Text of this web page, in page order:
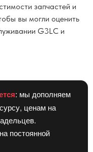
запчастей и
вы могли оценить
G3LC и
: мы дополняем
ценам на
постоянной